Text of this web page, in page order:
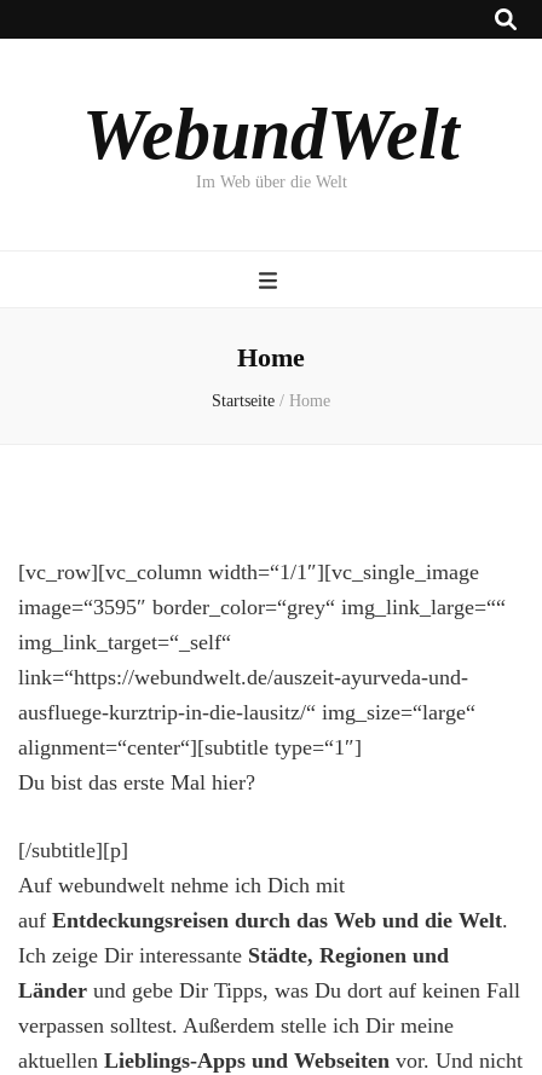
WebundWelt
Im Web über die Welt
Home
Startseite / Home
[vc_row][vc_column width=“1/1″][vc_single_image
image=“3595″ border_color=“grey“ img_link_large=““
img_link_target=“_self“
link=“https://webundwelt.de/auszeit-ayurveda-und-
ausfluege-kurztrip-in-die-lausitz/“ img_size=“large“
alignment=“center“][subtitle type=“1″]
Du bist das erste Mal hier?
[/subtitle][p]
Auf webundwelt nehme ich Dich mit
auf Entdeckungsreisen durch das Web und die Welt.
Ich zeige Dir interessante Städte, Regionen und
Länder und gebe Dir Tipps, was Du dort auf keinen Fall
verpassen solltest. Außerdem stelle ich Dir meine
aktuellen Lieblings-Apps und Webseiten vor. Und nicht